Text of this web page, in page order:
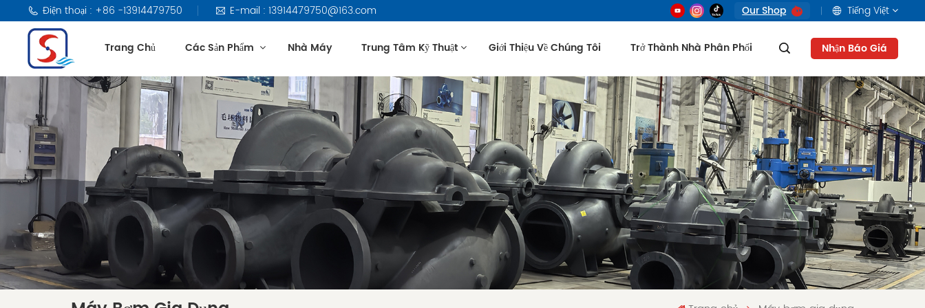
Điện thoại : +86 -13914479750 E-mail : 13914479750@163.com Our Shop Tiếng Việt
français
русский
العربية
Tiếng Việt
Indonesia
Trang Chủ Các Sản Phẩm Nhà Máy Trung Tâm Kỹ Thuật Giới Thiệu Về Chúng Tôi Trở Thành Nhà Phân Phối Nhận Báo Giá